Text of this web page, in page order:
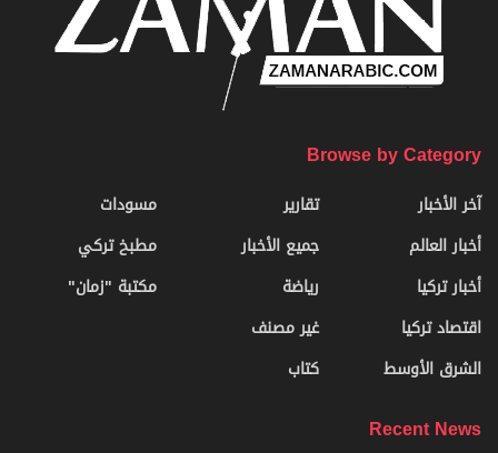
Browse by Category
آخر الأخبار
أخبار العالم
أخبار تركيا
اقتصاد تركيا
الشرق الأوسط
تقارير
جميع الأخبار
رياضة
غير مصنف
كتاب
مسودات
مطبخ تركي
مكتبة "زمان"
Recent News